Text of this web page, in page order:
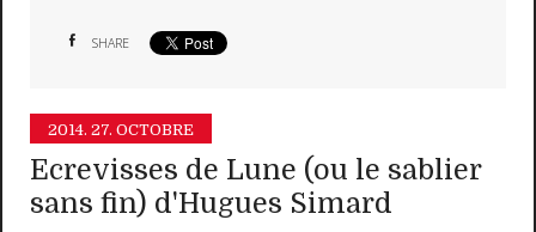
SHARE
2014. 27. OCTOBRE
Ecrevisses de Lune (ou le sablier
sans fin) d'Hugues Simard